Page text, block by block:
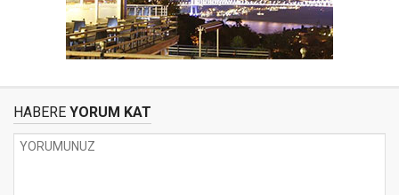
HABERE YORUM KAT